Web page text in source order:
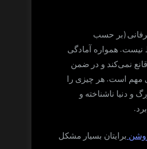
(بر حسب
نیست. همواره آمادگی
قانع نمی‌کند و در ضمن
مهم است. هر چیزی را
و دنیا ناشناخته و
.
برایتان بسیار مشکل